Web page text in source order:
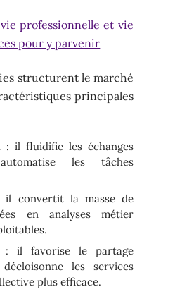
professionnelle et vie
pour y parvenir
structurent le marché
principales
: il fluidifie les échanges
les tâches
il convertit la masse de
en analyses métier
il favorise le partage
les services
plus efficace.